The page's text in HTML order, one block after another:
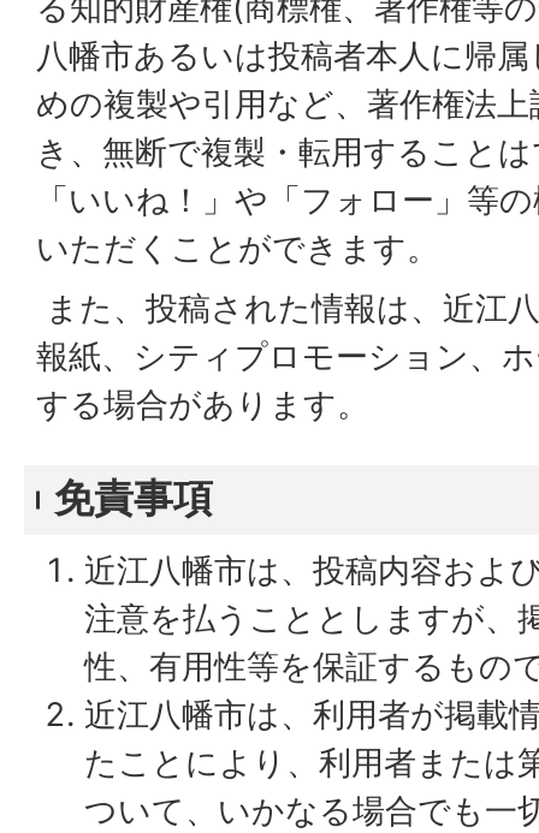
八幡市あるいは投稿者本人に帰
めの複製や引用など、著作権法
き、無断で複製・転用すること
「いいね！」や「フォロー」等
いただくことができます。
また、投稿された情報は、近江
報紙、シティプロモーション、
する場合があります。
免責事項
近江八幡市は、投稿内容およ
注意を払うこととしますが、
性、有用性等を保証するもの
近江八幡市は、利用者が掲載
たことにより、利用者または
ついて、いかなる場合でも一